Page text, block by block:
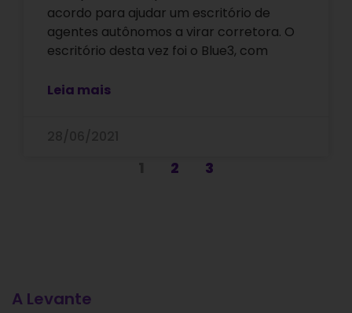
acordo para ajudar um escritório de
agentes autônomos a virar corretora. O
escritório desta vez foi o Blue3, com
Leia mais
2 3
A Levante